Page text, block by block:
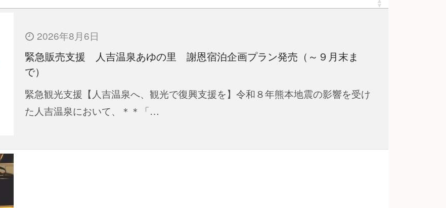
2026年8月6日
緊急販売支援 人吉温泉あゆの里 謝恩宿泊企画プラン発売（～９月末ま
で）
緊急観光支援【人吉温泉へ、観光で復興支援を】令和８年熊本地震の影響を受け
た人吉温泉において、＊＊「…